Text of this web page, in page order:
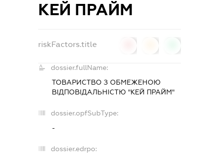
КЕЙ ПРАЙМ
riskFactors.title
dossier.fullName:
ТОВАРИСТВО З ОБМЕЖЕНОЮ
ВІДПОВІДАЛЬНІСТЮ "КЕЙ ПРАЙМ"
dossier.opfSubType:
-
dossier.edrpo: